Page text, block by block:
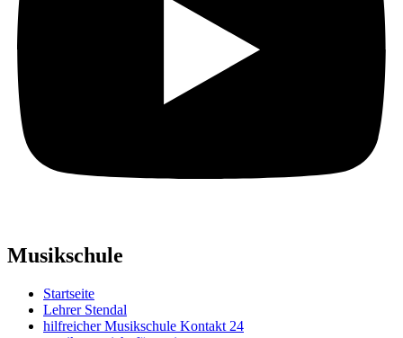
Musikschule
Startseite
Lehrer Stendal
hilfreicher Musikschule Kontakt 24